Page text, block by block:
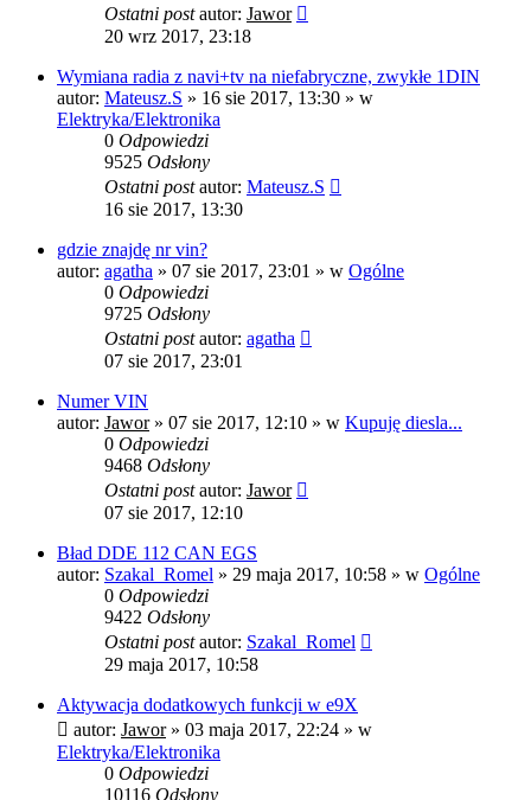
Ostatni postautor: Jawor
20 wrz 2017, 23:18
Wymiana radia z navi+tv na niefabryczne, zwykłe 1DIN
autor: Mateusz.S » 16 sie 2017, 13:30 » w
Elektryka/Elektronika
0 Odpowiedzi
9525 Odsłony
Ostatni postautor: Mateusz.S
16 sie 2017, 13:30
gdzie znajdę nr vin?
autor: agatha » 07 sie 2017, 23:01 » w Ogólne
0 Odpowiedzi
9725 Odsłony
Ostatni postautor: agatha
07 sie 2017, 23:01
Numer VIN
autor: Jawor» 07 sie 2017, 12:10 » w Kupuję diesla...
0 Odpowiedzi
9468 Odsłony
Ostatni postautor: Jawor
07 sie 2017, 12:10
Bład DDE 112 CAN EGS
autor: Szakal_Romel » 29 maja 2017, 10:58 » w Ogólne
0 Odpowiedzi
9422 Odsłony
Ostatni postautor: Szakal_Romel
29 maja 2017, 10:58
Aktywacja dodatkowych funkcji w e9X
autor: Jawor» 03 maja 2017, 22:24 » w
Elektryka/Elektronika
0 Odpowiedzi
10116 Odsłony